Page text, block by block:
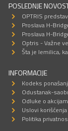
POSLEDNJE
OPTRIS
Proslava H-
Proslava H-
Optris - Važne
Šta je lemilica,
INFORMACIJE
Kodeks
Odustanak-
Odluke o
Uslovi korišćenja
Politika